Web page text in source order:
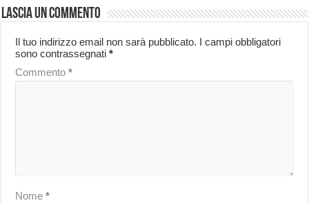
Lascia un commento
Il tuo indirizzo email non sarà pubblicato. I campi obbligatori
sono contrassegnati*
Commento*
Nome*